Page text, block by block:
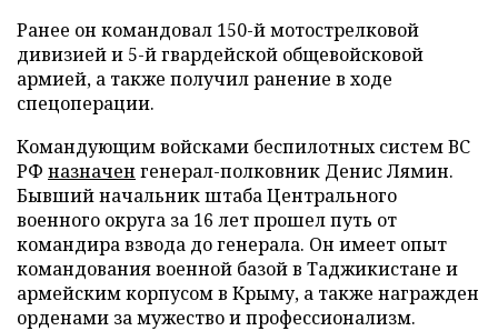
Ранее он командовал 150-й мотострелковой
дивизией и 5-й гвардейской общевойсковой
армией, а также получил ранение в ходе
спецоперации.
Командующим войсками беспилотных систем ВС
РФ назначен генерал-полковник Денис Лямин.
Бывший начальник штаба Центрального
военного округа за 16 лет прошел путь от
командира взвода до генерала. Он имеет опыт
командования военной базой в Таджикистане и
армейским корпусом в Крыму, а также награжден
орденами за мужество и профессионализм.